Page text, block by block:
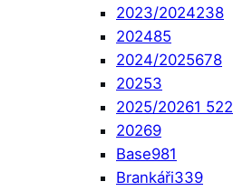
2023/2024238
202485
2024/2025678
20253
2025/20261 522
20269
Base981
Brankáři339